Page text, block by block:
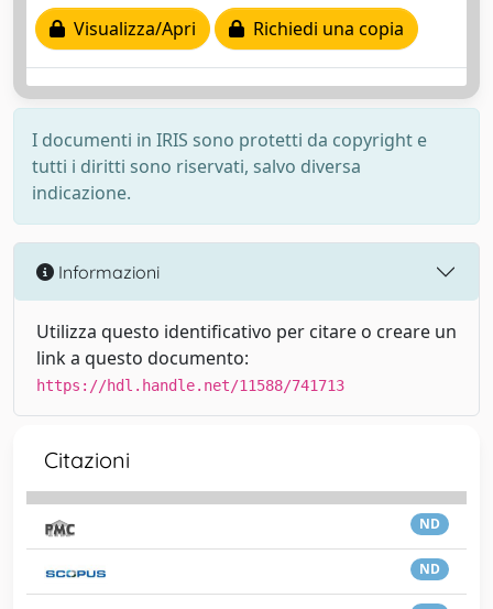
Visualizza/Apri
Richiedi una copia
I documenti in IRIS sono protetti da copyright e
tutti i diritti sono riservati, salvo diversa
indicazione.
Informazioni
Utilizza questo identificativo per citare o creare un
link a questo documento:
https://hdl.handle.net/11588/741713
Citazioni
ND
ND